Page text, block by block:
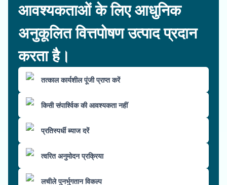
आवश्यकताओं के लिए आधुनिक
अनुकूलित वित्तपोषण उत्पाद प्रदान
करता है।
तत्काल कार्यशील पूंजी प्राप्त करें
किसी संपार्श्विक की आवश्यकता नहीं
प्रतिस्पर्धी ब्याज दरें
त्वरित अनुमोदन प्रक्रिया
लचीले पुनर्भुगतान विकल्प